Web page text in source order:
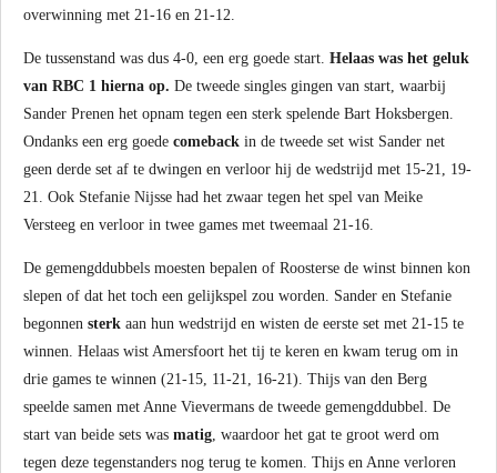
overwinning met 21-16 en 21-12.
De tussenstand was dus 4-0, een erg goede start. Helaas was het geluk
van RBC 1 hierna op. De tweede singles gingen van start, waarbij
Sander Prenen het opnam tegen een sterk spelende Bart Hoksbergen.
Ondanks een erg goede comeback in de tweede set wist Sander net
geen derde set af te dwingen en verloor hij de wedstrijd met 15-21, 19-
21. Ook Stefanie Nijsse had het zwaar tegen het spel van Meike
Versteeg en verloor in twee games met tweemaal 21-16.
De gemengddubbels moesten bepalen of Roosterse de winst binnen kon
slepen of dat het toch een gelijkspel zou worden. Sander en Stefanie
begonnen sterk aan hun wedstrijd en wisten de eerste set met 21-15 te
winnen. Helaas wist Amersfoort het tij te keren en kwam terug om in
drie games te winnen (21-15, 11-21, 16-21). Thijs van den Berg
speelde samen met Anne Vievermans de tweede gemengddubbel. De
start van beide sets was matig, waardoor het gat te groot werd om
tegen deze tegenstanders nog terug te komen. Thijs en Anne verloren